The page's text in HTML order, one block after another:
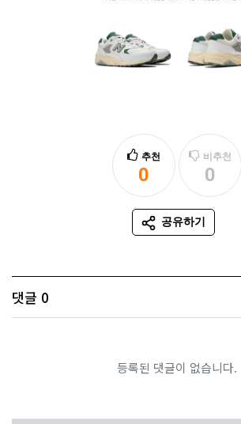
추천
0
추천
비추천
0
비추천
공유하기
SNS 공유
댓글 0
등록된 댓글이 없습니다.